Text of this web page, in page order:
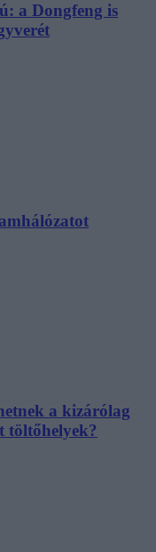
a Dongfeng is
a kizárólag